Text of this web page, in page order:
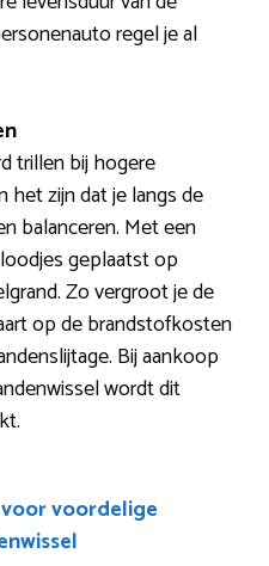
regel je al
trillen bij hogere
het zijn dat je langs de
balanceren. Met een
geplaatst op
Zo vergroot je de
op de brandstofkosten
Bij aankoop
wordt dit
voordelige